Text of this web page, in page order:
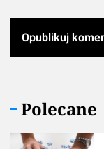
Polecane